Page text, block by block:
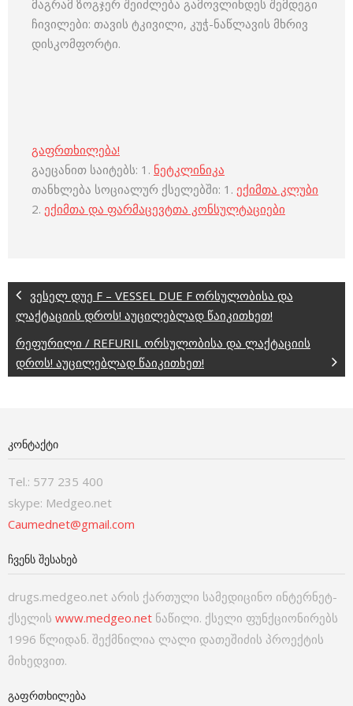
მაგრამ ზოგჯერ შეიძლება გამოვლინდეს შემდეგი
ჩივილები: თავის ტკივილი, კუჭ-ნაწლავის მხრივ
დისკომფორტი.
გაფრთხილება!
გაეცანით საიტებს: 1. ნეტკლინიკა
თანხლება სოციალურ ქსელებში: 1. ექიმთა კლუბი
2. ექიმთა და ფარმაცევტთა კონსულტაციები
ვესელ დუე F – VESSEL DUE F ორსულობისა და
ლაქტაციის დროს! აუცილებლად წაიკითხეთ!
რეფურილი / REFURIL ორსულობისა და ლაქტაციის
დროს! აუცილებლად წაიკითხეთ!
ᲙᲝᲜᲢᲐᲥᲢᲘ
Tel.: 577 235 400
skype: Medgeo.net
Caumednet@gmail.com
ᲩᲕᲔᲜᲡ ᲨᲔᲡᲐᲮᲔᲑ
drugs.medgeo.net არის ქართული სამედიცინო ინტერნეტ-
ქსელის www.medgeo.net ნაწილი. ქსელი ფუნქციონირებს
1996 წლიდან. შექმნილია ლალი დათეშიძის პროექტის
მიხედვით.
ᲒᲐᲤᲠᲗᲮᲘᲚᲔᲑᲐ